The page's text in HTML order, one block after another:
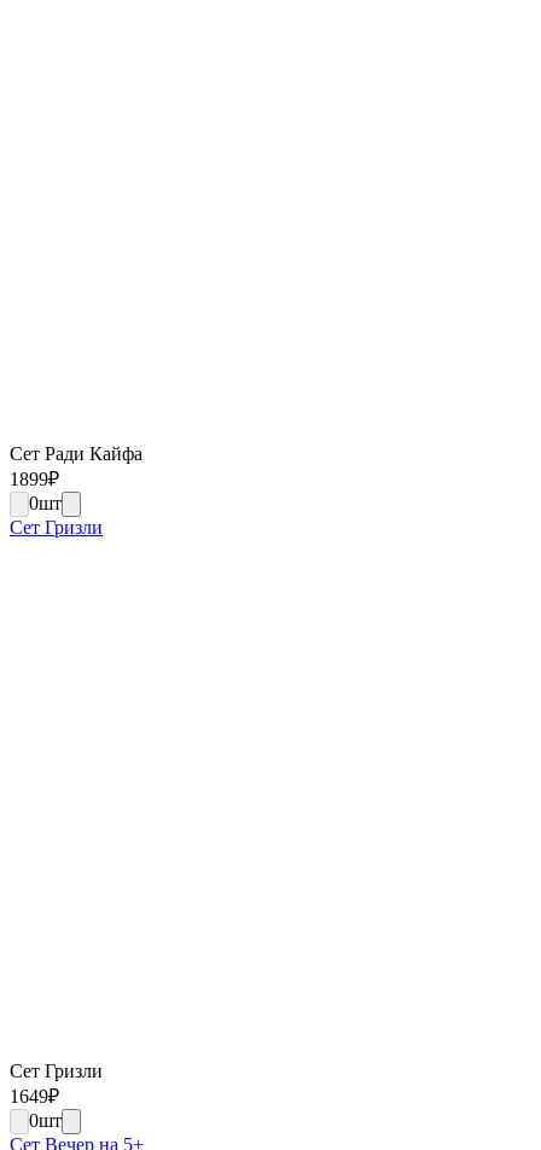
Сет Ради Кайфа
1899₽
0шт
Сет Гризли
Сет Гризли
1649₽
0шт
Сет Вечер на 5+